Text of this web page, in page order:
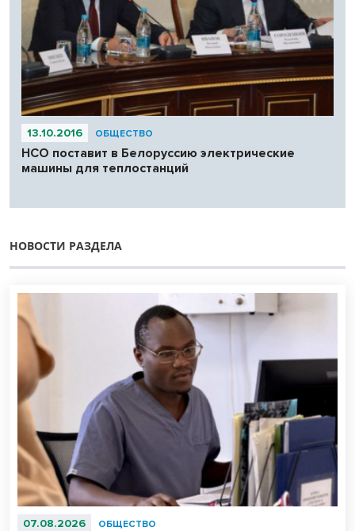
13.10.2016 ОБЩЕСТВО
НСО поставит в Белоруссию электрические
машины для теплостанций
НОВОСТИ РАЗДЕЛА
07.08.2026 ОБЩЕСТВО